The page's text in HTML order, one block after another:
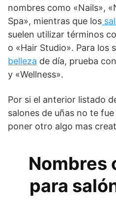
nombres como «Nails»,
Spa», mientras que los
suelen utilizar términos
o «Hair Studio». Para los
belleza de día, prueba
y «Wellness».
Por si el anterior listado
salones de uñas no te
poner otro algo mas
Nombres
para